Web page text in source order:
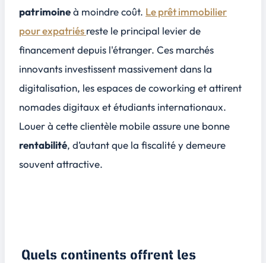
patrimoineà moindre coût. Le prêt immobilier
pour expatriésreste le principal levier de
financement depuis l'étranger. Ces marchés
innovants investissent massivement dans la
digitalisation, les espaces de coworking et attirent
nomades digitaux et étudiants internationaux.
Louer à cette clientèle mobile assure une bonne
rentabilité, d’autant que la fiscalité y demeure
souvent attractive.
Quels continents offrent les